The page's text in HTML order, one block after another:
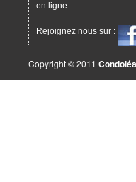
en ligne.
Rejoignez nous sur :
Copyright © 2011